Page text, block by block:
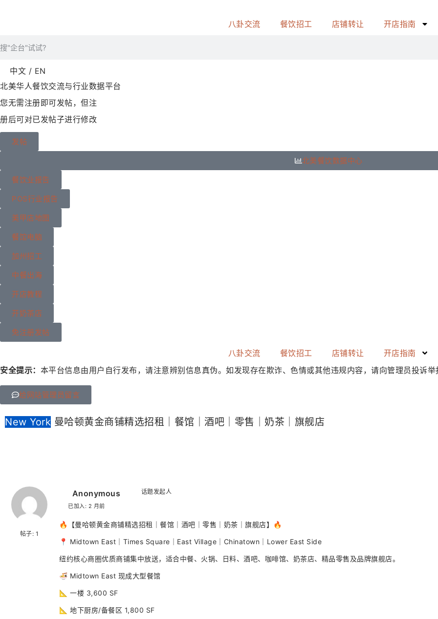
八卦交流 餐饮招工 店铺转让 开店指南
中文 / EN
北美华人餐饮交流与行业数据平台
您无需注册即可发帖，但注
册后可对已发帖子进行修改
发帖
北美餐饮数据中心
餐饮业报告
POS行业报告
美甲店地图
餐馆电脑
加州招工
中餐出海
开店教程
开奶茶店
免注册发帖
八卦交流 餐饮招工 店铺转让
开店指南
安全提示： 本平台信息由用户自行发布，请注意辨别信息真伪。如发现存在欺诈、色情或其他违规内容，请向管理员投诉举
给网站管理员留言
New York 曼哈顿黄金商铺精选招租｜餐馆｜酒吧｜零售｜奶茶｜旗舰店
帖子: 1
Anonymous 话题发起人
已加入: 2 月前
🔥【曼哈顿黄金商铺精选招租｜餐馆｜酒吧｜零售｜奶茶｜旗舰店】🔥
📍 Midtown East｜Times Square｜East Village｜Chinatown｜Lower East Side
纽约核心商圈优质商铺集中放送，适合中餐、火锅、日料、酒吧、咖啡馆、奶茶店、精品零售及品牌旗舰店。
🍜 Midtown East 现成大型餐馆
📐 一楼 3,600 SF
📐 地下厨房/备餐区 1,800 SF